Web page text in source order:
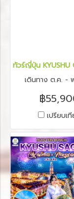
ทัวร์ญี่ปุ่น KYUSHU
เดินทาง ต.ค. -
฿
เปรียบเ